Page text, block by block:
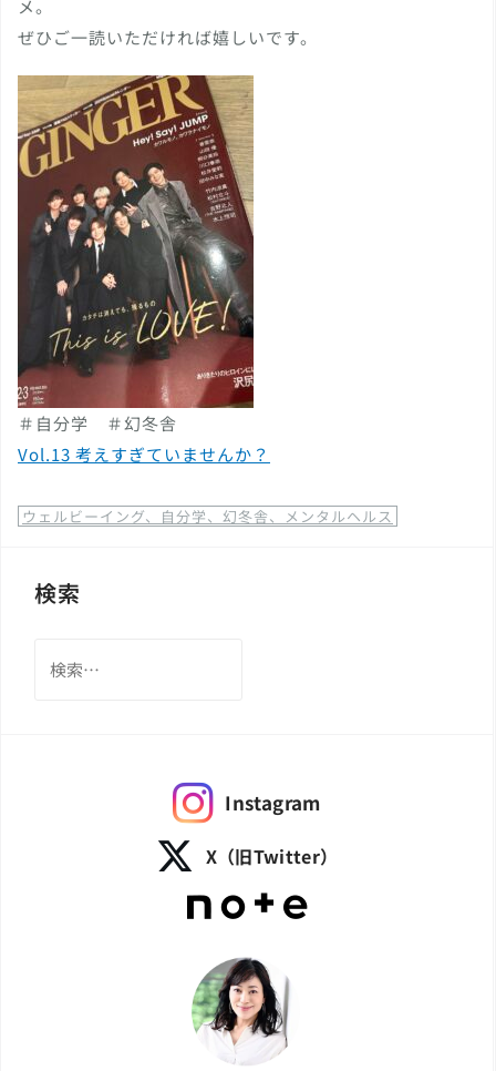
メ。
ぜひご一読いただければ嬉しいです。
＃自分学 ＃幻冬舎
Vol.13 考えすぎていませんか？
ウェルビーイング、自分学、幻冬舎、メンタルヘルス
検索
索:
Instagram
X（旧Twitter）